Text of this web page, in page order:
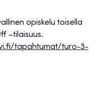
opiskelu toisella
–tilaisuus.
tapahtumat/turo-3-